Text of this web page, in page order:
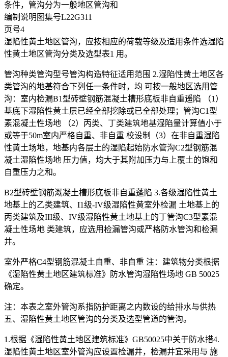
条件，管沟分为一般地区管沟和
编制说明图集号L22G311
页号4
湿陷性黄土地区管沟，应按相应的荷载等级及适用条件选湿陷
性黄土地区管沟分类及选型表1 用。
管沟种类管沟型号管沟构造特征适用范围 2.湿陷性黄土地区各
类管沟的地基符合下列任一条件时，均 可按一般地区选用管
沟：室内检漏B1型砖壁钢筋混凝土槽形底板非自重遥陷 （1）
基底下湿陷性黄土层已经全部挖除或已全部处理；管沟C1型
素混凝土性场地 （2）丙类、丁类建筑地基湿陷量计算值小于
或等于50m室内严格自重、非自重 校设制（3）在非自重湿陷
性黄土场地，地基内各层土的湿陷起始防水管沟C2型钢筋混
凝土湿陷性场地 压力值，均大于其附加压力与上覆土的饱和
自重压力之和。
B2型砖壁钢筋溉凝土槽形底板非自重蓬陷 3.各级湿陷性黄土
地基上的乙类建筑、I1级-IV级湿陷性黄室外检漏 土地基上的
丙类建筑及III级、IV级湿陷性黄土地基上的丁管沟C3型素混
凝土性场地 类建筑，应选用检漏管沟或严格防水管沟和检漏
井。
室外严格C4型钢筋混凝土自重、非自重 注：建筑物分类根据
《湿陷性黄土地区建筑标准》防水管沟湿陷性场地 GB 50025
确定。
注：本表之室外管沟系指防护距离之内数设的给排水与供热
五、湿陷性黄土地区管沟的分类及选型管道的管沟。
1.根据《湿陷性黄土地区建筑标准》GB50025中关于防水措4.
湿陷性黄土地区室外管沟应设置检漏井，检漏井宜采用与 施